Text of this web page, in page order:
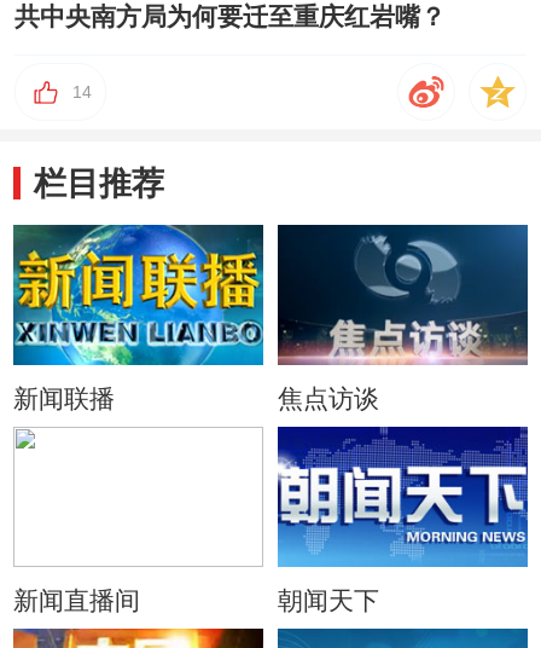
共中央南方局为何要迁至重庆红岩嘴？
14
栏目推荐
新闻联播 焦点访谈
新闻直播间 朝闻天下